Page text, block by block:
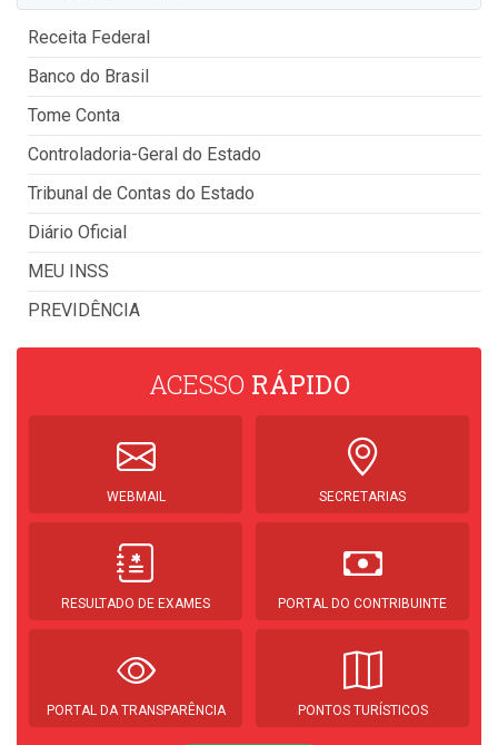
Receita Federal
Banco do Brasil
Tome Conta
Controladoria-Geral do Estado
Tribunal de Contas do Estado
Diário Oficial
MEU INSS
PREVIDÊNCIA
ACESSO RÁPIDO
WEBMAIL SECRETARIAS
RESULTADO DE EXAMES PORTAL DO CONTRIBUINTE
PORTAL DA TRANSPARÊNCIA PONTOS TURÍSTICOS